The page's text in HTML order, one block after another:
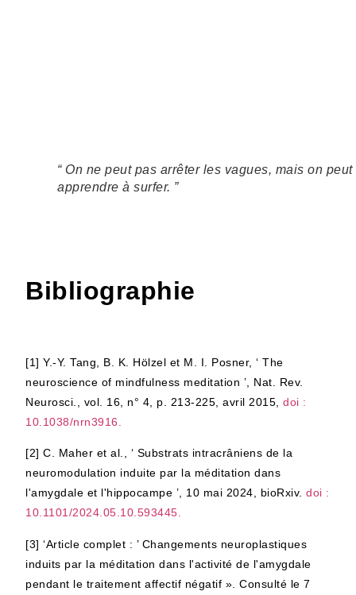
“ On ne peut pas arrêter les vagues, mais on peut
apprendre à surfer. ”
Bibliographie
[1] Y.-Y. Tang, B. K. Hölzel et M. I. Posner, ‘ The
neuroscience of mindfulness meditation ’, Nat. Rev.
Neurosci., vol. 16, n° 4, p. 213-225, avril 2015, doi :
10.1038/nrn3916.
[2] C. Maher et al., ‘ Substrats intracrâniens de la
neuromodulation induite par la méditation dans
l'amygdale et l'hippocampe ’, 10 mai 2024, bioRxiv.doi :
10.1101/2024.05.10.593445.
[3] ‘Article complet : ’ Changements neuroplastiques
induits par la méditation dans l'activité de l'amygdale
pendant le traitement affectif négatif ». Consulté le 7